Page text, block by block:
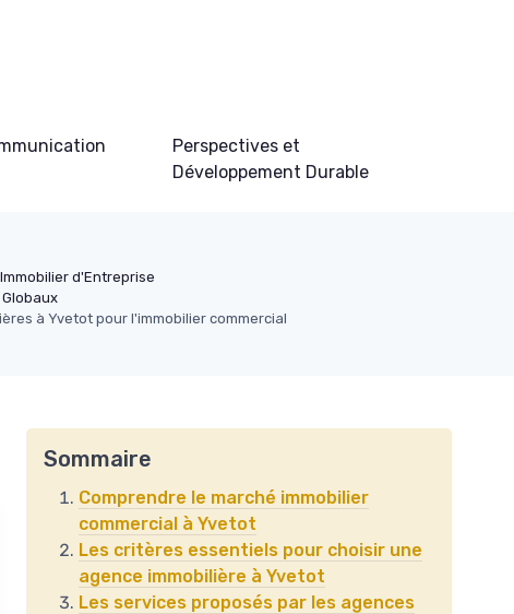
Perspectives et
Développement Durable
d'Entreprise
à Yvetot pour l'immobilier commercial
Sommaire
Comprendre le marché immobilier
commercial à Yvetot
Les critères essentiels pour choisir une
agence immobilière à Yvetot
Les services proposés par les agences